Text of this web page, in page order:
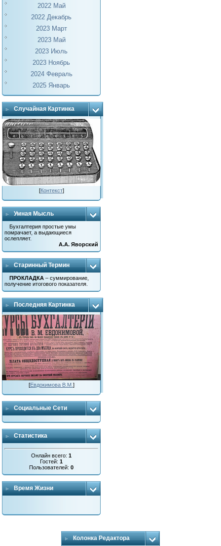
2022 Май
2022 Декабрь
2023 Март
2023 Май
2023 Июль
2023 Ноябрь
2024 Февраль
2025 Январь
Случайная Картинка
[Контекст]
Умная Мысль
Бухгалтерия простые умы
помрачает, а выдающиеся
ослепляет.
А.А. Яворский
Старинный Термин
ПРОКЛАДКА – суммирование,
получение итогового показателя.
Последняя Картинка
[Евдокимова В.М. ]
Социальные Сети
Статистика
Онлайн всего:1
Гостей:1
Пользователей:0
Время Жизни
Колонка Редактора